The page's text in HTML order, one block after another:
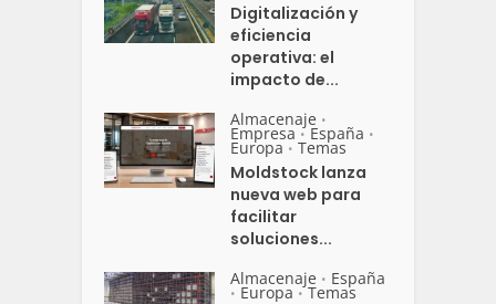
Digitalización y
eficiencia
operativa: el
impacto de...
Almacenaje •
Empresa • España •
Europa • Temas
Moldstock lanza
nueva web para
facilitar
soluciones...
Almacenaje • España
• Europa • Temas